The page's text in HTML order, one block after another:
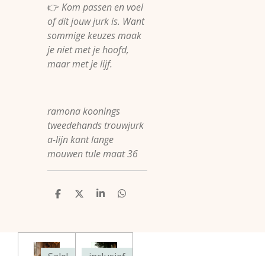
👉 Kom passen en voel
of dit jouw jurk is. Want
sommige keuzes maak
je niet met je hoofd,
maar met je lijf.
ramona koonings
tweedehands trouwjurk
a-lijn kant lange
mouwen tule maat 36
D
n
D
S
e
D
n